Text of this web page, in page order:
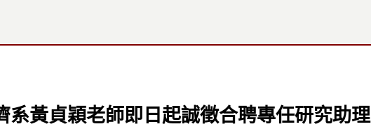
系黃貞穎老師即日起誠徵合聘專任研究助理